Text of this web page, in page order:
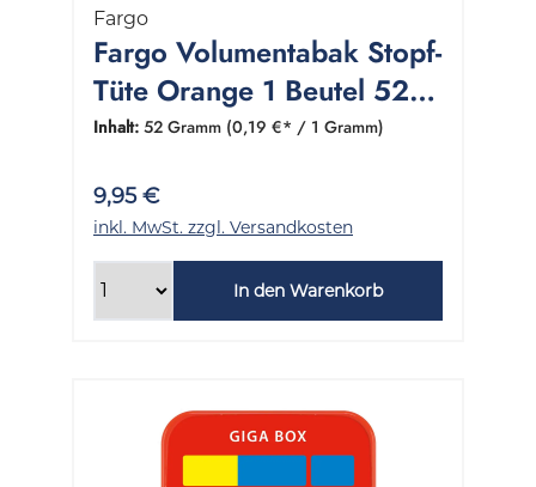
Fargo
Fargo Volumentabak Stopf-
Tüte Orange 1 Beutel 52
Gramm
Inhalt: 52 Gramm (0,19 €* / 1 Gramm)
9,95 €
inkl. MwSt. zzgl. Versandkosten
In den Warenkorb